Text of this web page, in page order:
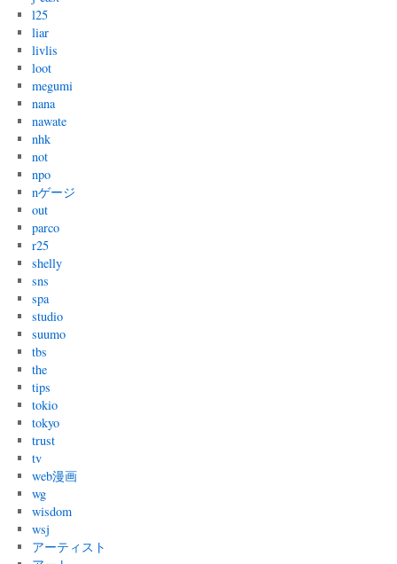
l25
liar
livlis
loot
megumi
nana
nawate
nhk
not
npo
nゲージ
out
parco
r25
shelly
sns
spa
studio
suumo
tbs
the
tips
tokio
tokyo
trust
tv
web漫画
wg
wisdom
wsj
アーティスト